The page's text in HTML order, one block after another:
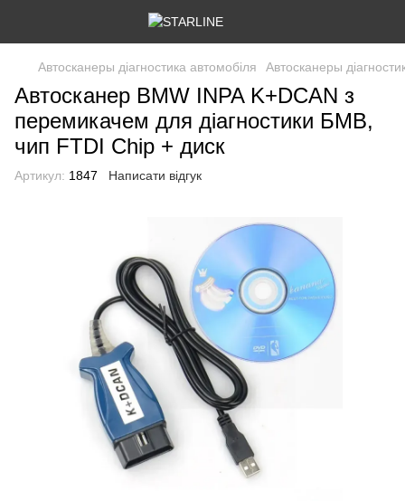
Автосканеры діагностика автомобіля Автосканеры
Автосканер BMW INPA K+DCAN з
перемикачем для діагностики БМВ,
чип FTDI Chip + диск
Артикул: 1847 Написати відгук